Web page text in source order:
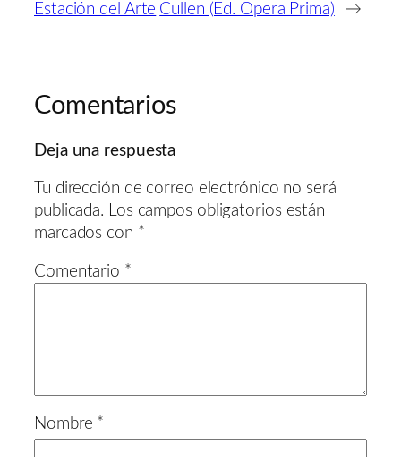
Estación del Arte Cullen (Ed. Opera Prima)
→
Comentarios
Deja una respuesta
Tu dirección de correo electrónico no será
publicada.
Los campos obligatorios están
marcados con *
Comentario *
Nombre *